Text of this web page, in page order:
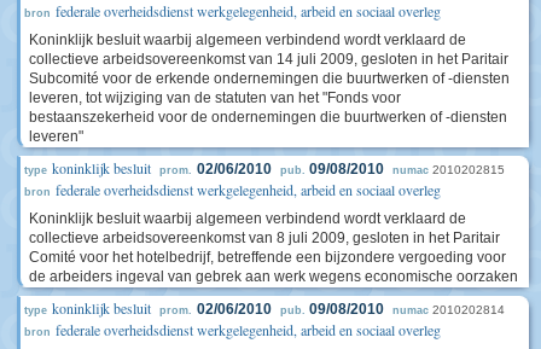
bron federale overheidsdienst werkgelegenheid, arbeid en sociaal overleg
Koninklijk besluit waarbij algemeen verbindend wordt verklaard de
collectieve arbeidsovereenkomst van 14 juli 2009, gesloten in het Paritair
Subcomité voor de erkende ondernemingen die buurtwerken of -diensten
leveren, tot wijziging van de statuten van het "Fonds voor
bestaanszekerheid voor de ondernemingen die buurtwerken of -diensten
leveren"
type koninklijk besluit prom. 02/06/2010 pub. 09/08/2010 numac 2010202815
bron federale overheidsdienst werkgelegenheid, arbeid en sociaal overleg
Koninklijk besluit waarbij algemeen verbindend wordt verklaard de
collectieve arbeidsovereenkomst van 8 juli 2009, gesloten in het Paritair
Comité voor het hotelbedrijf, betreffende een bijzondere vergoeding voor
de arbeiders ingeval van gebrek aan werk wegens economische oorzaken
type koninklijk besluit prom. 02/06/2010 pub. 09/08/2010 numac 2010202814
bron federale overheidsdienst werkgelegenheid, arbeid en sociaal overleg